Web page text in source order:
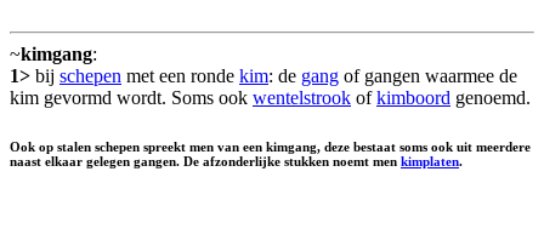
~kimgang:
1> bij schepen met een ronde kim: de gang of gangen waarmee de
kim gevormd wordt. Soms ook wentelstrook ofkimboord genoemd.
Ook op stalen schepen spreekt men van een kimgang, deze bestaat soms ook uit meerdere
naast elkaar gelegen gangen. De afzonderlijke stukken noemt men kimplaten.